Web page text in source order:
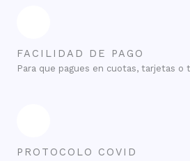
FACILIDAD DE PAGO
Para que pagues en cuotas, tarjetas o
PROTOCOLO COVID